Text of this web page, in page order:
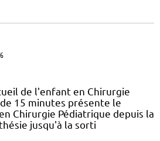
de l'enfant en Chirurgie
15 minutes présente le
Chirurgie Pédiatrique depuis la
jusqu'à la sorti